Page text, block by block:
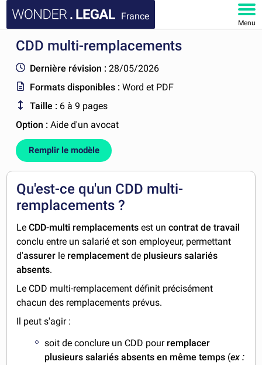
France
Menu
ACCUEIL
DOCUMENTS
FAQ
MON COMPTE
CDD multi-remplacements
Dernière révision : 28/05/2026
Formats disponibles :Word et PDF
Taille : 6 à 9 pages
Option :Aide d'un avocat
Remplir le modèle
Qu'est-ce qu'un CDD multi-
remplacements ?
LeCDD-multi remplacementsest uncontrat de travail
conclu entre un salarié et son employeur, permettant
d'assurer le remplacementde plusieurs salariés
absents.
Le CDD multi-remplacement définit précisément
chacun des remplacements prévus.
Il peut s'agir :
soit de conclure un CDD pour remplacer
plusieurs salariés absents en même temps (ex :